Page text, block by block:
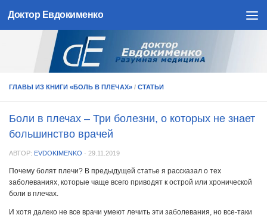
Skip to content
Доктор Евдокименко
ГЛАВЫ ИЗ КНИГИ «БОЛЬ В ПЛЕЧАХ» / СТАТЬИ
Боли в плечах – Три болезни, о которых не знает
большинство врачей
АВТОР: EVDOKIMENKO · 29.11.2019
Почему болят плечи? В предыдущей статье я рассказал о тех
заболеваниях, которые чаще всего приводят к острой или хронической
боли в плечах.
И хотя далеко не все врачи умеют лечить эти заболевания, но все-таки